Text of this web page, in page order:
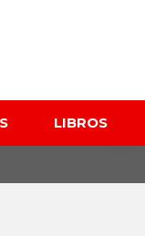
LIBROS